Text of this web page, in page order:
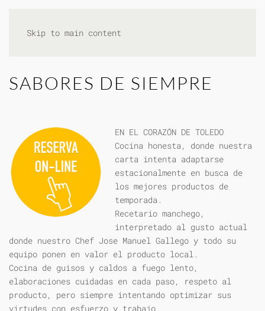
Skip to main content
SABORES DE SIEMPRE
EN EL CORAZÓN DE TOLEDO
Cocina honesta, donde nuestra
carta intenta adaptarse
estacionalmente en busca de
los mejores productos de
temporada.
Recetario manchego,
interpretado al gusto actual
donde nuestro Chef Jose Manuel Gallego y todo su
equipo ponen en valor el producto local.
Cocina de guisos y caldos a fuego lento,
elaboraciones cuidadas en cada paso, respeto al
producto, pero siempre intentando optimizar sus
virtudes con esfuerzo y trabajo.